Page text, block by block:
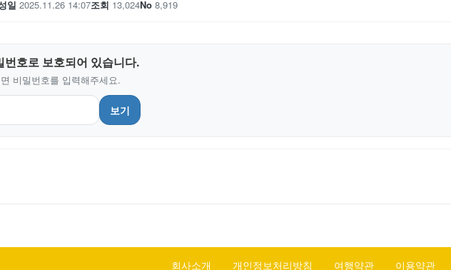
일 2025.11.26 14:07조회 13,024No 8,919
번호로 보호되어 있습니다.
비밀번호를 입력해주세요.
보기
회사소개 개인정보처리방침 여행약관 이용약관